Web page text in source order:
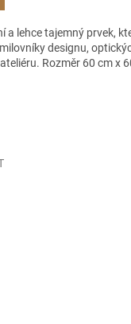
a lehce tajemný prvek,
designu,
Rozměr 60 cm x